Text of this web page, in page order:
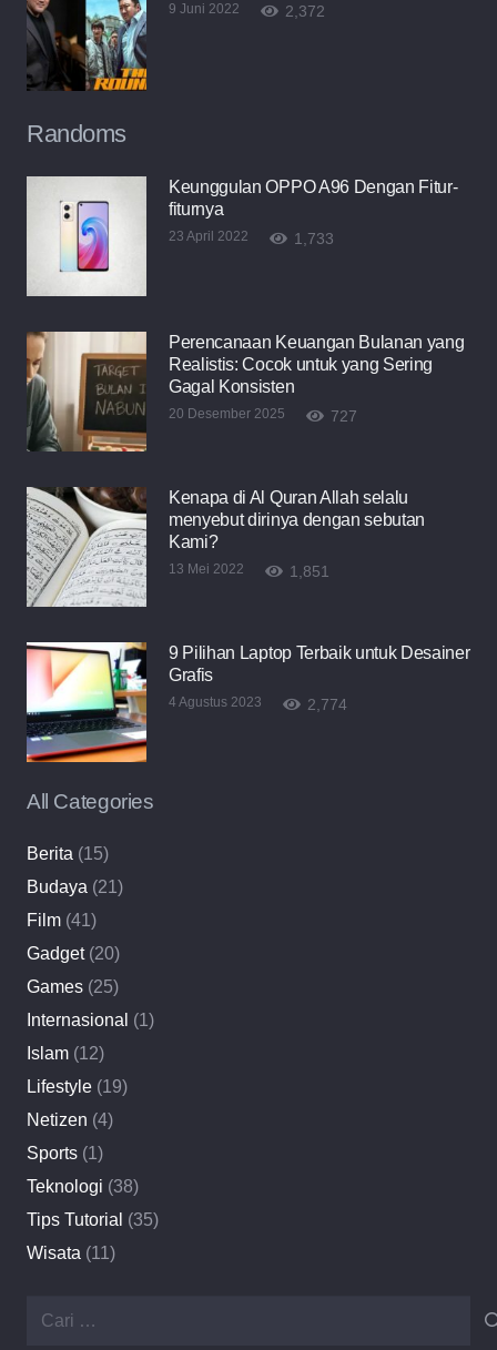
9 Juni 2022 2,372
Randoms
Keunggulan OPPO A96 Dengan Fitur-
fiturnya
23 April 2022 1,733
Perencanaan Keuangan Bulanan yang
Realistis: Cocok untuk yang Sering
Gagal Konsisten
20 Desember 2025 727
Kenapa di Al Quran Allah selalu
menyebut dirinya dengan sebutan
Kami?
13 Mei 2022 1,851
9 Pilihan Laptop Terbaik untuk Desainer
Grafis
4 Agustus 2023 2,774
All Categories
Berita (15)
Budaya (21)
Film (41)
Gadget(20)
Games (25)
Internasional (1)
Islam (12)
Lifestyle (19)
Netizen (4)
Sports (1)
Teknologi (38)
Tips Tutorial (35)
Wisata (11)
Cari